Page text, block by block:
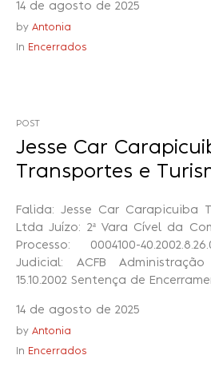
14 de agosto de 2025
by Antonia
In Encerrados
POST
Jesse Car
Transportes e
Falida: Jesse Car Carapicuiba
Ltda Juízo: 2ª Vara Cível da
Processo: 0004100-
Judicial: ACFB
15.10.2002 Sentença de
14 de agosto de 2025
by Antonia
In Encerrados